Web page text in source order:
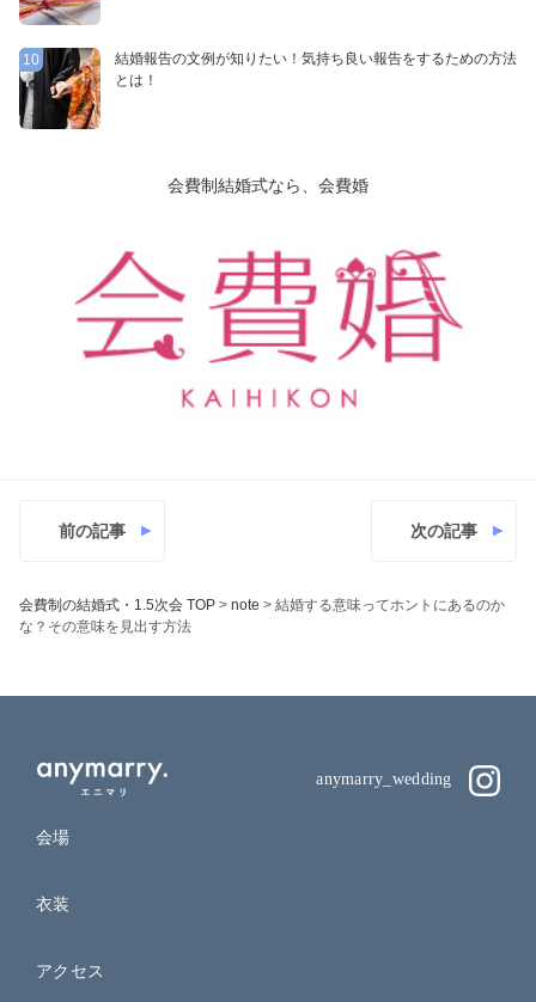
10
結婚報告の文例が知りたい！気持ち良い報告をするための方法
とは！
会費制結婚式なら、会費婚
前の記事 次の記事
会費制の結婚式・1.5次会 TOP > note > 結婚する意味ってホントにあるのか
な？その意味を見出す方法
anymarry_wedding
会場
衣装
アクセス